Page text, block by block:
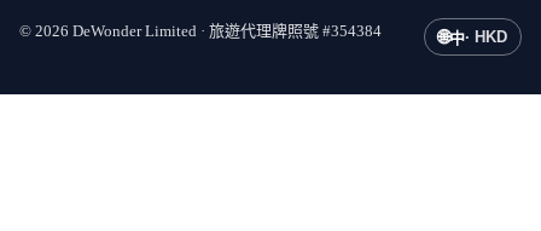
© 2026 DeWonder Limited · 旅遊代理牌照號 #354384 🌐中· HKD